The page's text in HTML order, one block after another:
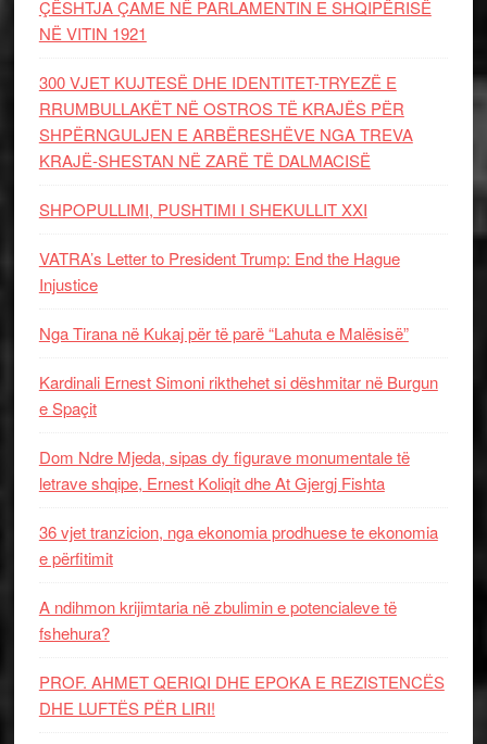
ÇËSHTJA ÇAME NË PARLAMENTIN E SHQIPËRISË
NË VITIN 1921
300 VJET KUJTESË DHE IDENTITET-TRYEZË E
RRUMBULLAKËT NË OSTROS TË KRAJËS PËR
SHPËRNGULJEN E ARBËRESHËVE NGA TREVA
KRAJË-SHESTAN NË ZARË TË DALMACISË
SHPOPULLIMI, PUSHTIMI I SHEKULLIT XXI
VATRA’s Letter to President Trump: End the Hague
Injustice
Nga Tirana në Kukaj për të parë “Lahuta e Malësisë”
Kardinali Ernest Simoni rikthehet si dëshmitar në Burgun
e Spaçit
Dom Ndre Mjeda, sipas dy figurave monumentale të
letrave shqipe, Ernest Koliqit dhe At Gjergj Fishta
36 vjet tranzicion, nga ekonomia prodhuese te ekonomia
e përfitimit
A ndihmon krijimtaria në zbulimin e potencialeve të
fshehura?
PROF. AHMET QERIQI DHE EPOKA E REZISTENCЁS
DHE LUFTЁS PЁR LIRI!